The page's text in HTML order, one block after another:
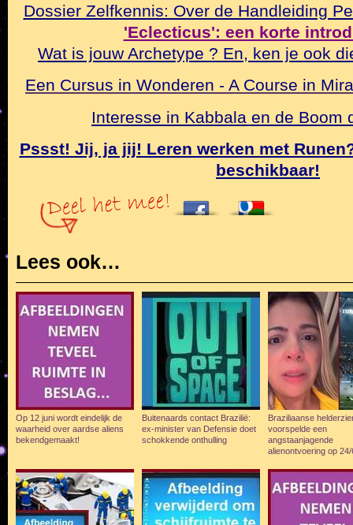
Dossier Zelfkennis: Over de Handleiding
'Eclecticus': een korte
Wat is jouw Archetype ? En, ken je ook
Een Cursus in Wonderen - A Course in
Interesse in Kabbala en de Boom
Pssst! Jij, ja jij! Leren werken met
beschikbaar!
Lees ook…
Op 12 juni wordt eindelijk de
waarheid over aardse aliens
bekendgemaakt!
Buitenaards contact Brazilië:
ex-minister van Defensie doet
schokkende onthulling
Braziliaanse
voorspelde een
angstaanjagende
alienontvoering op